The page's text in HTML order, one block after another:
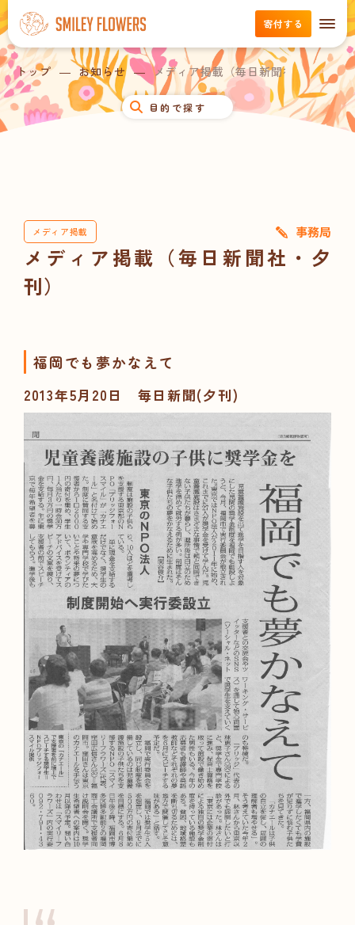
寄付する
目的で探す
トップ お知らせ メディア掲載（毎日新聞社・夕刊）
メディア掲載 事務局
メディア掲載（毎日新聞社・夕
刊）
福岡でも夢かなえて
2013年5月20日 毎日新聞(夕刊)